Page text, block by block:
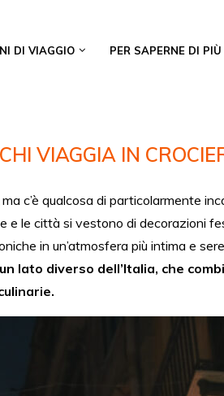
DI VIAGGIO PER SAPERNE DI PIÙ
VIAGGIA IN
c’è qualcosa di particolarmente
e le città si vestono di decorazioni
in un’atmosfera più intima e
lato diverso dell’Italia, che